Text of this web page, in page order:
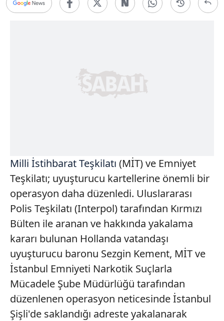
Milli İstihbarat Teşkilatı (MİT) ve Emniyet
Teşkilatı; uyuşturucu kartellerine önemli bir
operasyon daha düzenledi. Uluslararası
Polis Teşkilatı (Interpol) tarafından Kırmızı
Bülten ile aranan ve hakkında yakalama
kararı bulunan Hollanda vatandaşı
uyuşturucu baronu Sezgin Kement, MİT ve
İstanbul Emniyeti Narkotik Suçlarla
Mücadele Şube Müdürlüğü tarafından
düzenlenen operasyon neticesinde İstanbul
Şişli'de saklandığı adreste yakalanarak